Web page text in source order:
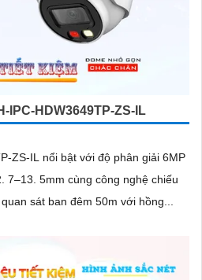
IPC-HDW3649TP-ZS-IL
ZS-IL nổi bật với độ phân giải 6MP
7–13. 5mm cùng công nghệ chiếu
sát ban đêm 50m với hồng...